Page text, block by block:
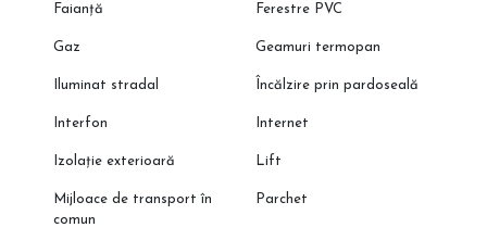
Faianță Ferestre PVC
Gaz Geamuri termopan
Iluminat stradal Încălzire prin pardoseală
Interfon Internet
Izolație exterioară Lift
Mijloace de transport în
comun
Parchet